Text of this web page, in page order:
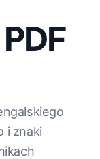
i znaki